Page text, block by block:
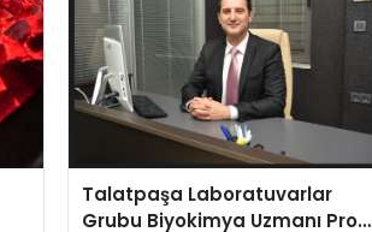
Talatpaşa Laboratuvarlar
Grubu Biyokimya Uzmanı Prof.